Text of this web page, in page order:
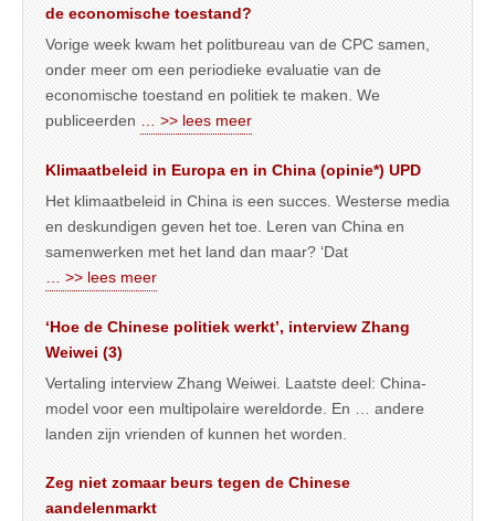
de economische toestand?
Vorige week kwam het politbureau van de CPC samen,
onder meer om een periodieke evaluatie van de
economische toestand en politiek te maken. We
publiceerden
… >> lees meer
Klimaatbeleid in Europa en in China (opinie*) UPD
Het klimaatbeleid in China is een succes. Westerse media
en deskundigen geven het toe. Leren van China en
samenwerken met het land dan maar? ‘Dat
… >> lees meer
‘Hoe de Chinese politiek werkt’, interview Zhang
Weiwei (3)
Vertaling interview Zhang Weiwei. Laatste deel: China-
model voor een multipolaire wereldorde. En … andere
landen zijn vrienden of kunnen het worden.
Zeg niet zomaar beurs tegen de Chinese
aandelenmarkt